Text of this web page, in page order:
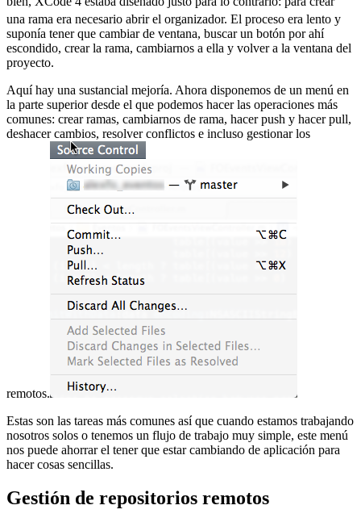
una rama era necesario abrir el organizador. El proceso era lento y
suponía tener que cambiar de ventana, buscar un botón por ahí
escondido, crear la rama, cambiarnos a ella y volver a la ventana del
proyecto.
Aquí hay una sustancial mejoría. Ahora disponemos de un menú en
la parte superior desde el que podemos hacer las operaciones más
comunes: crear ramas, cambiarnos de rama, hacer push y hacer pull,
deshacer cambios, resolver conflictos e incluso gestionar los
remotos.
Estas son las tareas más comunes así que cuando estamos trabajando
nosotros solos o tenemos un flujo de trabajo muy simple, este menú
nos puede ahorrar el tener que estar cambiando de aplicación para
hacer cosas sencillas.
Gestión de repositorios remotos